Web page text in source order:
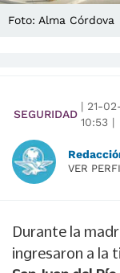
Foto: Alma Córdova
SEGURIDAD
| 21-
10:53 |
VER
Durante la
ingresaron a la